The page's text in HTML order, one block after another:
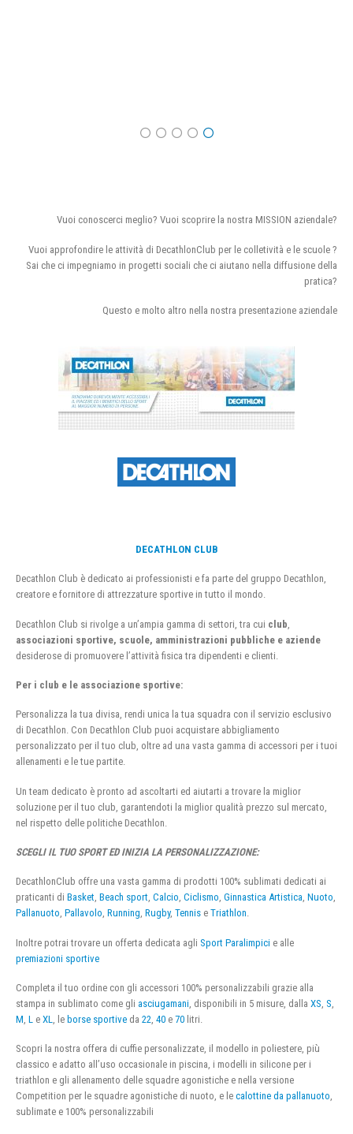
Vuoi conoscerci meglio? Vuoi scoprire la nostra MISSION aziendale?
Vuoi approfondire le attività di DecathlonClub per le colletività e le scuole ?
Sai che ci impegniamo in progetti sociali che ci aiutano nella diffusione della
pratica?
Questo e molto altro nella nostra presentazione aziendale
DECATHLON CLUB
Decathlon Club è dedicato ai professionisti e fa parte del gruppo Decathlon,
creatore e fornitore di attrezzature sportive in tutto il mondo.
Decathlon Club si rivolge a un’ampia gamma di settori, tra cui club
associazioni sportive, scuole, amministrazioni pubbliche e aziende
desiderose di promuovere l’attività fisica tra dipendenti e clienti.
Per i club e le associazione sportive:
Personalizza la tua divisa, rendi unica la tua squadra con il servizio esclusivo
di Decathlon. Con Decathlon Club puoi acquistare abbigliamento
personalizzato per il tuo club, oltre ad una vasta gamma di accessori per i tuoi
allenamenti e le tue partite.
Un team dedicato è pronto ad ascoltarti ed aiutarti a trovare la miglior
soluzione per il tuo club, garantendoti la miglior qualità prezzo sul mercato,
nel rispetto delle politiche Decathlon.
SCEGLI IL TUO SPORT ED INIZIA LA PERSONALIZZAZIONE:
DecathlonClub offre una vasta gamma di prodotti 100% sublimati dedicati ai
praticanti di Basket, Beach sport, Calcio, Ciclismo, Ginnastica Artistica, Nuoto,
Pallanuoto, Pallavolo, Running, Rugby, Tennis e Triathlon.
Inoltre potrai trovare un offerta dedicata agli Sport Paralimpici e alle
premiazioni sportive
Completa il tuo ordine con gli accessori 100% personalizzabili grazie alla
stampa in sublimato come gli asciugamani , disponibili in 5 misure, dalla XS S
M L e XL , le borse sportive da 22 40 e 70 litri.
Scopri la nostra offera di cuffie personalizzate, il modello in poliestere, più
classico e adatto all’uso occasionale in piscina, i modelli in silicone per i
triathlon e gli allenamento delle squadre agonistiche e nella versione
Competition per le squadre agonistiche di nuoto, e le calottine da pallanuoto,
sublimate e 100% personalizzabili